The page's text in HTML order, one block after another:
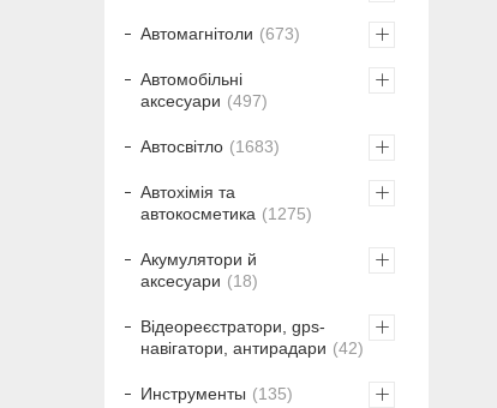
Автомагнітоли 673
Автомобільні
аксесуари
497
Автосвітло 1683
Автохімія та
автокосметика
1275
Акумулятори й
аксесуари
18
Відеореєстратори, gps-
навігатори, антирадари
42
Инструменты 135